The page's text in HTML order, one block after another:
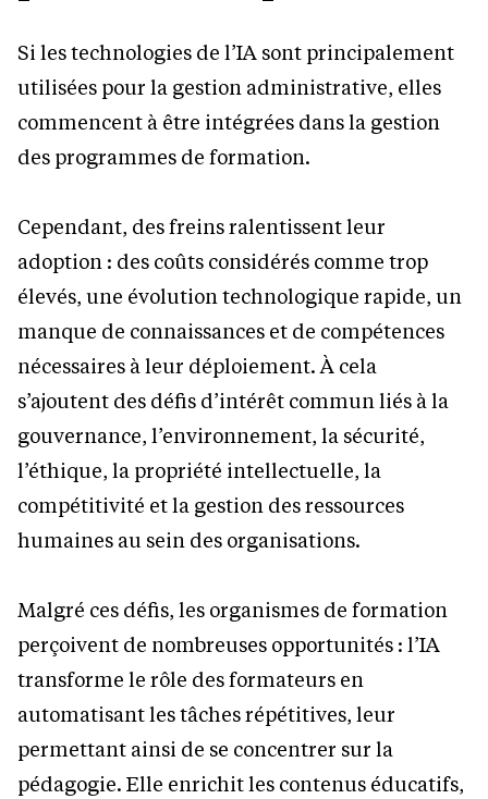
Si les technologies de l’IA sont principalement
utilisées pour la gestion administrative, elles
commencent à être intégrées dans la gestion
des programmes de formation.
Cependant, des freins ralentissent leur
adoption : des coûts considérés comme trop
élevés, une évolution technologique rapide, un
manque de connaissances et de compétences
nécessaires à leur déploiement. À cela
s’ajoutent des défis d’intérêt commun liés à la
gouvernance, l’environnement, la sécurité,
l’éthique, la propriété intellectuelle, la
compétitivité et la gestion des ressources
humaines au sein des organisations.
Malgré ces défis, les organismes de formation
perçoivent de nombreuses opportunités : l’IA
transforme le rôle des formateurs en
automatisant les tâches répétitives, leur
permettant ainsi de se concentrer sur la
pédagogie. Elle enrichit les contenus éducatifs,